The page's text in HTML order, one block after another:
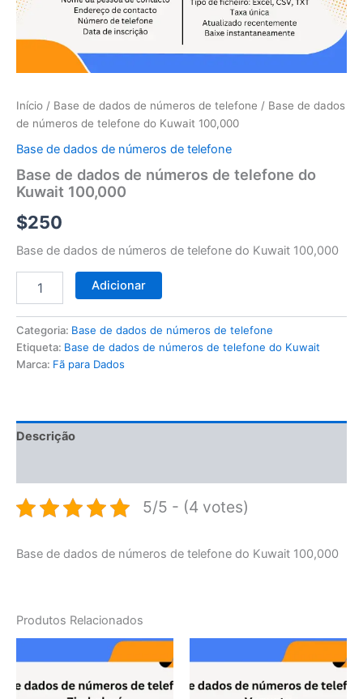
Início / Base de dados de números de telefone / Base de dados
de números de telefone do Kuwait 100,000
Base de dados de números de telefone
Base de dados de números de telefone do
Kuwait 100,000
$250
Base de dados de números de telefone do Kuwait 100,000
telefone
Kuwait
Adicionar
Categoria: Base de dados de números de telefone
Etiqueta: Base de dados de números de telefone do Kuwait
Marca: Fã para Dados
Descrição
5/5 - (4 votes)
Base de dados de números de telefone do Kuwait 100,000
Produtos Relacionados